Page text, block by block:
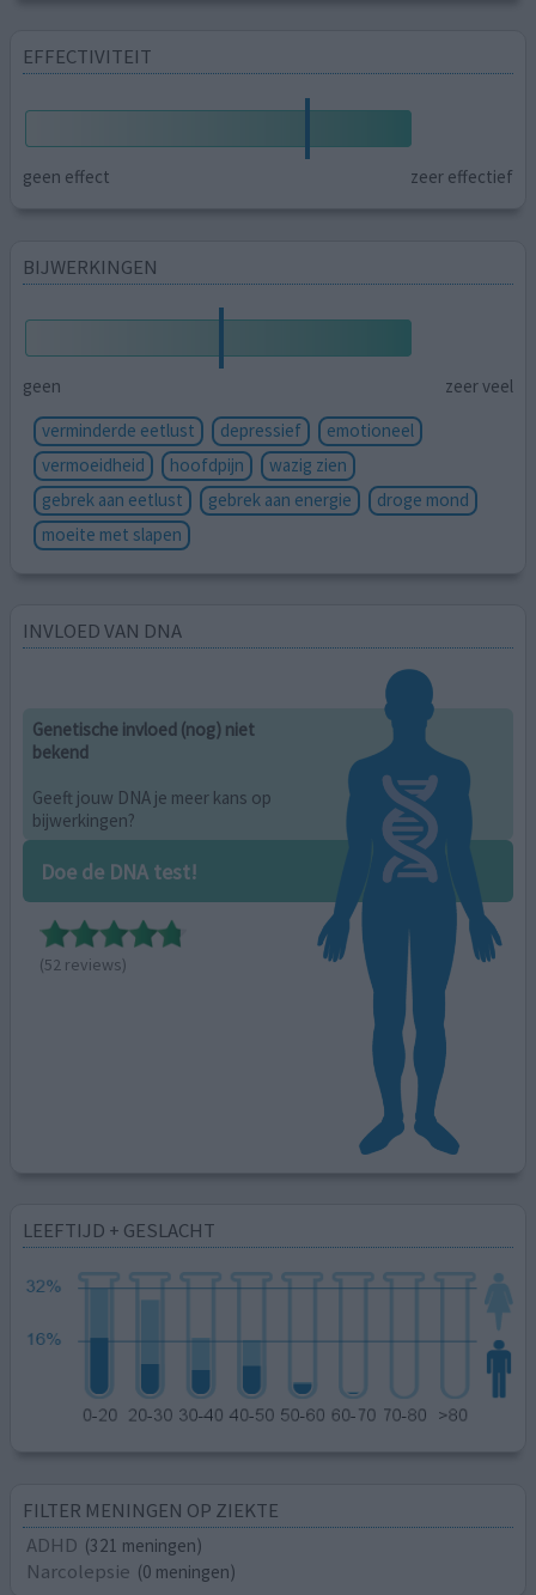
EFFECTIVITEIT
geen effect zeer effectief
BIJWERKINGEN
geen
zeer veel
verminderde eetlust
depressief
emotioneel
vermoeidheid
hoofdpijn
wazig zien
gebrek aan eetlust
gebrek aan energie
droge mond
moeite met slapen
INVLOED VAN DNA
Genetische invloed (nog) niet
bekend
Geeft jouw DNA je meer kans op
bijwerkingen?
Doe de DNA test!
(52 reviews)
LEEFTIJD + GESLACHT
FILTER MENINGEN OP ZIEKTE
ADHD (321 meningen)
Narcolepsie (0 meningen)